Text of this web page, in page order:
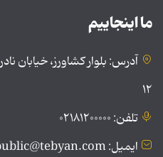
ما اینجاییم
آدرس: بلوار کشاورز،
۱۲
تلفن: ۰۲۱۸۱۲۰۰۰۰۰
ایمیل: public@tebyan.com